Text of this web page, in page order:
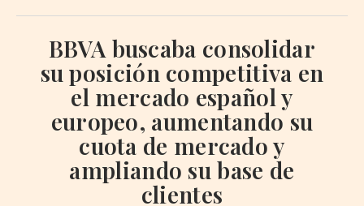
BBVA buscaba consolidar
su posición competitiva en
el mercado español y
europeo, aumentando su
cuota de mercado y
ampliando su base de
clientes